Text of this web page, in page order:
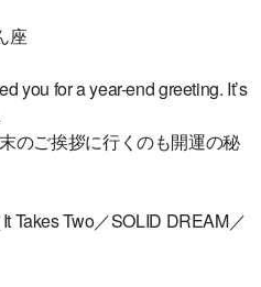
座
you for a year-end greeting. It’s
のご挨拶に行くのも開運の秘
Takes Two／SOLID DREAM／